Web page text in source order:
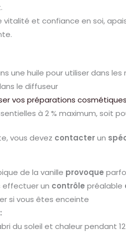
vitalité et confiance en soi,
une huile pour utiliser dans les
le diffuseur
vos préparations cosmétiques
à 2 % maximum, soit
vous devez contacterun
de la vanille provoque
effectuerun contrôle préalable
si vous êtes enceinte
du soleil et chaleur pendant